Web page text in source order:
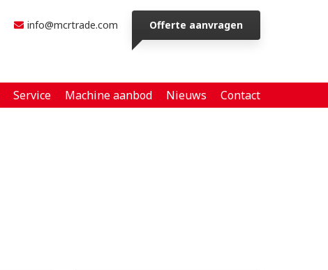
info@mcrtrade.com Offerte aanvragen
Service Machine aanbod Nieuws Contact